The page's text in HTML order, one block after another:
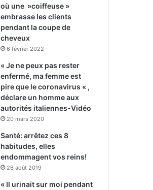
où une »coiffeuse »
embrasse les clients
pendant la coupe de
cheveux
6 février 2022
« Je ne peux pas rester
enfermé, ma femme est
pire que le coronavirus « ,
déclare un homme aux
autorités italiennes-Vidéo
20 mars 2020
Santé: arrêtez ces 8
habitudes, elles
endommagent vos reins!
26 août 2019
« Il urinait sur moi pendant